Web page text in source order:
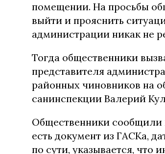
помещении. На просьбы
выйти и прояснить
администрации никак не
Тогда общественники
представителя
районных чиновников на
санинспекции Валерий
Общественники сообщили
есть документ из ГАСКа,
по сути, указывается,